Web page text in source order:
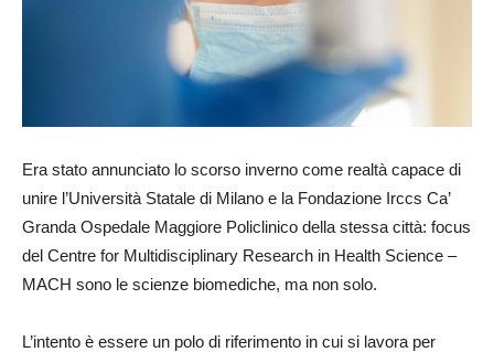
Era stato annunciato lo scorso inverno come realtà capace di
unire l’Università Statale di Milano e la Fondazione Irccs Ca’
Granda Ospedale Maggiore Policlinico della stessa città: focus
del Centre for Multidisciplinary Research in Health Science –
MACH sono le scienze biomediche, ma non solo.
L’intento è essere un polo di riferimento in cui si lavora per